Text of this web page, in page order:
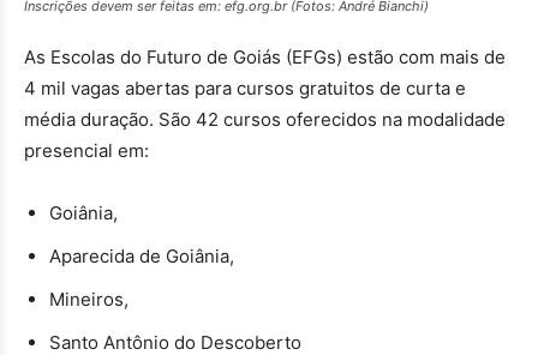
Inscrições devem ser feitas em: efg.org.br (Fotos: André Bianchi)
As Escolas do Futuro de Goiás (EFGs) estão com mais de
4 mil vagas abertas para cursos gratuitos de curta e
média duração. São 42 cursos oferecidos na modalidade
presencial em:
Goiânia,
Aparecida de Goiânia,
Mineiros,
Santo Antônio do Descoberto